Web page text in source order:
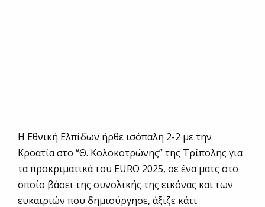
Η Εθνική Ελπίδων ήρθε ισόπαλη 2-2 με την
Κροατία στο “Θ. Κολοκοτρώνης” της Τρίπολης για
τα προκριματικά του EURO 2025, σε ένα ματς στο
οποίο βάσει της συνολικής της εικόνας και των
ευκαιριών που δημιούργησε, άξιζε κάτι